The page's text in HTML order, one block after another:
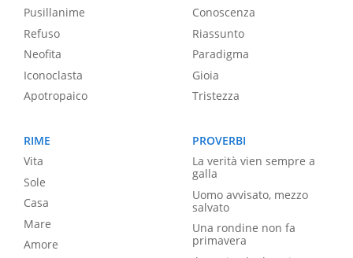
Pusillanime
Refuso
Neofita
Iconoclasta
Apotropaico
Conoscenza
Riassunto
Paradigma
Gioia
Tristezza
RIME
Vita
Sole
Casa
Mare
Amore
PROVERBI
La verità vien sempre a
galla
Uomo avvisato, mezzo
salvato
Una rondine non fa
primavera